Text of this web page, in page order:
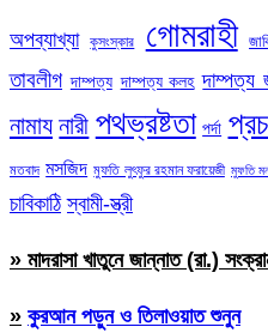
অপব্যাখ্যা কুসংস্কার গোমরাহী
তাবলীগ দাম্পত্য দাম্পত্য কলহ দাম্পত্য
নামায নারী পথভ্রষ্টতা পর্দা
মতবাদ মসজিদ মুফতি লুৎফুর রহমান ফরায়েজী মুফতি
চাবিকাঠি স্বামী-স্ত্রী
» মাদরাসা খাতুনে জান্নাত (রা.)
» কুরআন পড়ুন ও তিলাওয়াত শুনুন